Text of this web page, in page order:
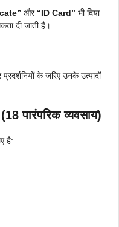
और “ID Card” भी दिया
दी जाती है।
प्रदर्शनियों के जरिए उनके उत्पादों
पारंपरिक व्यवसाय)
है: